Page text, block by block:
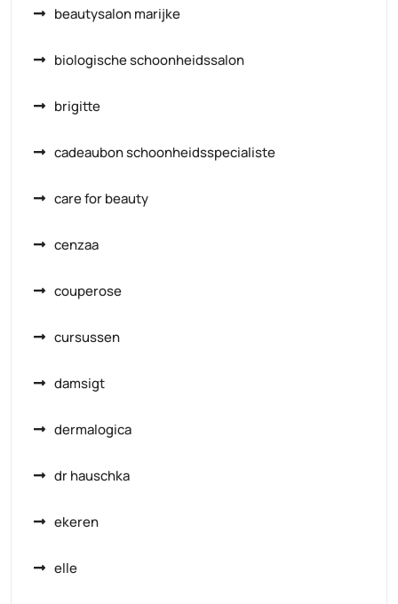
beautysalon marijke
biologische schoonheidssalon
brigitte
cadeaubon schoonheidsspecialiste
care for beauty
cenzaa
couperose
cursussen
damsigt
dermalogica
dr hauschka
ekeren
elle